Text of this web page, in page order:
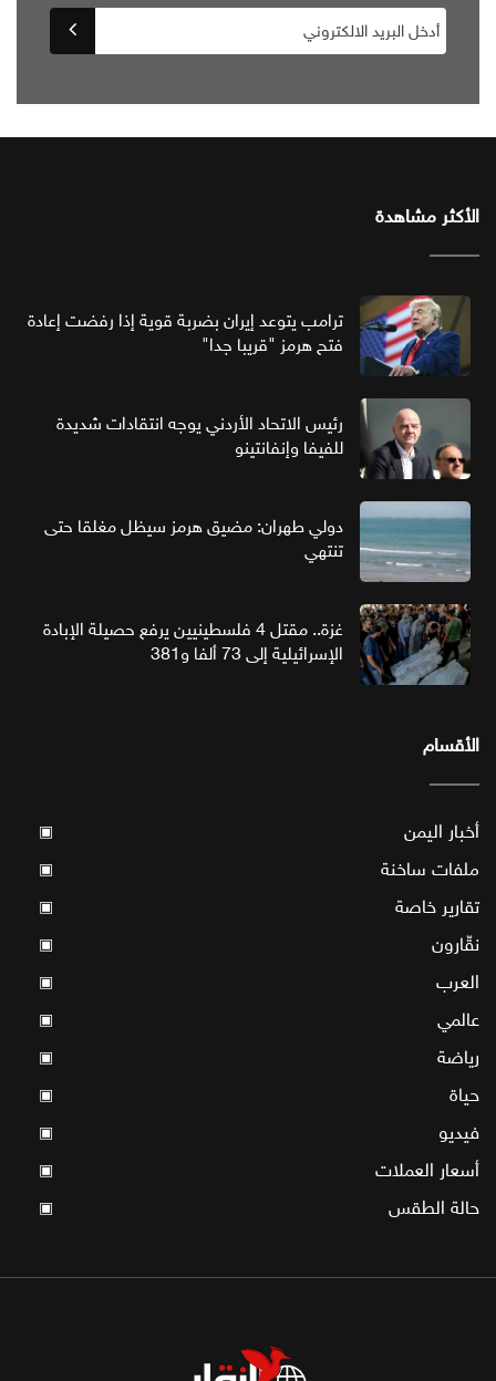
الأكثر مشاهدة
ترامب يتوعد إيران بضربة قوية إذا رفضت إعادة
فتح هرمز "قريبا جدا"
رئيس الاتحاد الأردني يوجه انتقادات شديدة
للفيفا وإنفانتينو
دولي طهران: مضيق هرمز سيظل مغلقا حتى
تنتهي
غزة.. مقتل 4 فلسطينيين يرفع حصيلة الإبادة
الإسرائيلية إلى 73 ألفا و381
الأقسام
أخبار اليمن ▣
ملفات ساخنة ▣
تقارير خاصة ▣
نقّارون ▣
العرب ▣
عالمي ▣
رياضة ▣
حياة ▣
فيديو ▣
أسعار العملات ▣
حالة الطقس ▣